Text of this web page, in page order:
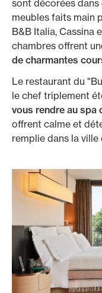
sont décorées
meubles faits main
B&B Italia, Cassina
chambres offrent
de charmantes
Le restaurant du
le chef triplement
vous rendre au spa
offrent calme et
remplie dans la ville